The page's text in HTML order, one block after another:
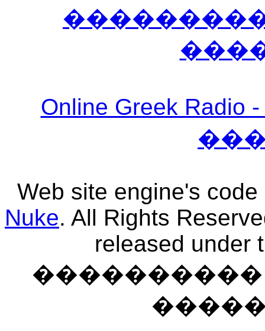
Online Greek
Web site engine's
Nuke. All Rights
released under
����������